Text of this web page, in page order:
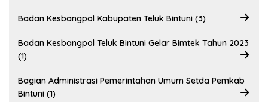
Badan Kesbangpol Kabupaten Teluk Bintuni (3)
Badan Kesbangpol Teluk Bintuni Gelar Bimtek Tahun 2023
(1)
Bagian Administrasi Pemerintahan Umum Setda Pemkab
Bintuni (1)